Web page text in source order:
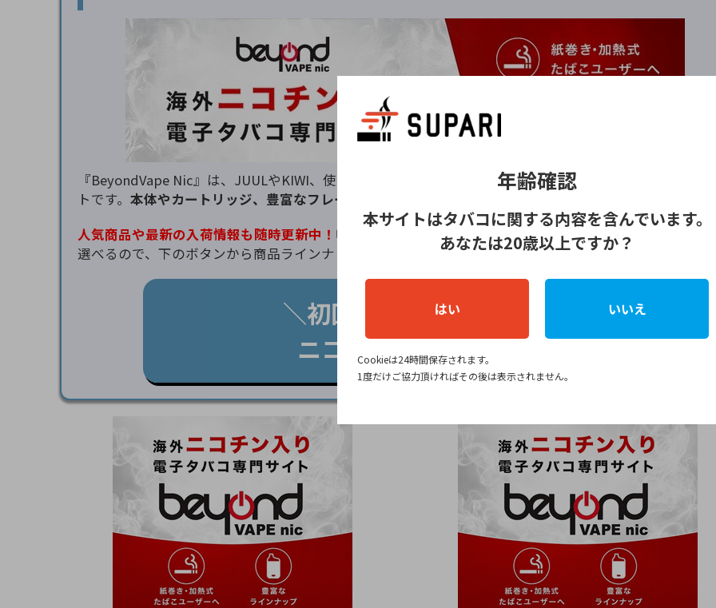
『BeyondVape Nic』は、JUULやKIWI、使い捨て電子タバコなど、ニコチン入りの商品を取り扱う通販
トです。 本体やカートリッジ、豊富なフレーバーから、自分に合ったニコパフを探せます
人気商品や最新の入荷情報も随時更新中！ 吸いごたえやデバイスの形状、好みのフレーバーを比較しな
選べるので、下のボタンから商品ラインナップをチェックしてみてください！
＼初回購入15％オフ／
ニコパフを購入する
年齢確認
本サイトはタバコに関する内容を含んでいます。
あなたは20歳以上ですか？
はい いいえ
Cookieは24時間保存されます。
1度だけご協力頂ければその後は表示されません。